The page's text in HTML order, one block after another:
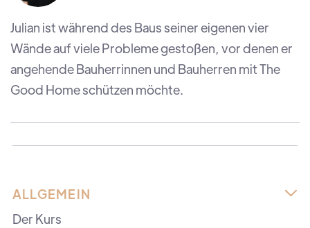
Julian ist während des Baus seiner eigenen vier
Wände auf viele Probleme gestoßen, vor denen er
angehende Bauherrinnen und Bauherren mit The
Good Home schützen möchte.
ALLGEMEIN 
Der Kurs